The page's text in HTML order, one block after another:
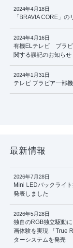
2024年4月18日
「BRAVIA CORE」
2024年4月16日
有機ELテレビ ブラビ
関する誤記のお知らせ
2024年1月31日
テレビ ブラビア一部
最新情報
2026年7月28日
Mini LEDバックライ
発表しました
2026年5月28日
独自のRGB独立駆動
画体験を実現 「True
ターシステムを発売